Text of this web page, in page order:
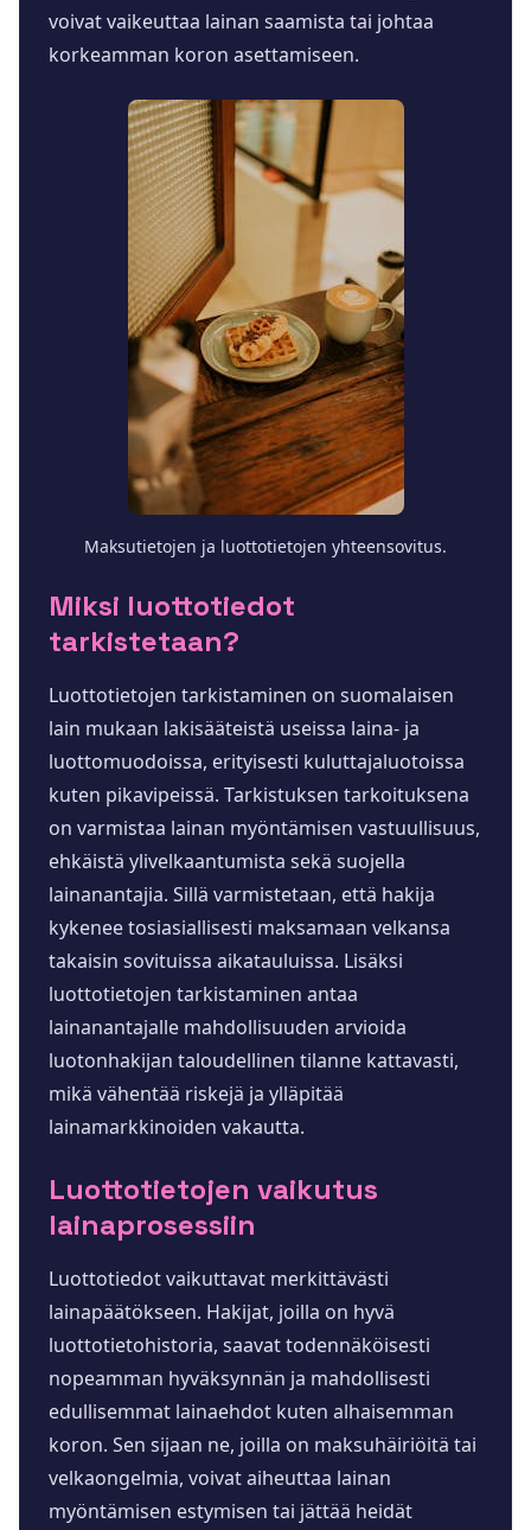
voivat vaikeuttaa lainan saamista tai johtaa
korkeamman koron asettamiseen.
Maksutietojen ja luottotietojen yhteensovitus.
Miksi luottotiedot
tarkistetaan?
Luottotietojen tarkistaminen on suomalaisen
lain mukaan lakisääteistä useissa laina- ja
luottomuodoissa, erityisesti kuluttajaluotoissa
kuten pikavipeissä. Tarkistuksen tarkoituksena
on varmistaa lainan myöntämisen vastuullisuus,
ehkäistä ylivelkaantumista sekä suojella
lainanantajia. Sillä varmistetaan, että hakija
kykenee tosiasiallisesti maksamaan velkansa
takaisin sovituissa aikatauluissa. Lisäksi
luottotietojen tarkistaminen antaa
lainanantajalle mahdollisuuden arvioida
luotonhakijan taloudellinen tilanne kattavasti,
mikä vähentää riskejä ja ylläpitää
lainamarkkinoiden vakautta.
Luottotietojen vaikutus
lainaprosessiin
Luottotiedot vaikuttavat merkittävästi
lainapäätökseen. Hakijat, joilla on hyvä
luottotietohistoria, saavat todennäköisesti
nopeamman hyväksynnän ja mahdollisesti
edullisemmat lainaehdot kuten alhaisemman
koron. Sen sijaan ne, joilla on maksuhäiriöitä tai
velkaongelmia, voivat aiheuttaa lainan
myöntämisen estymisen tai jättää heidät